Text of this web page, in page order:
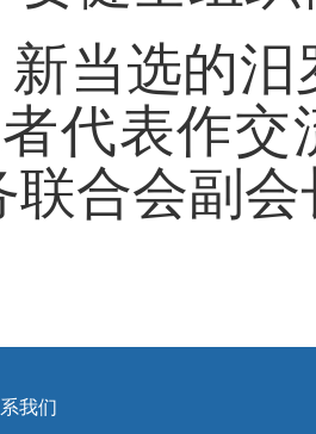
当选的
代表作
联合会副
我们